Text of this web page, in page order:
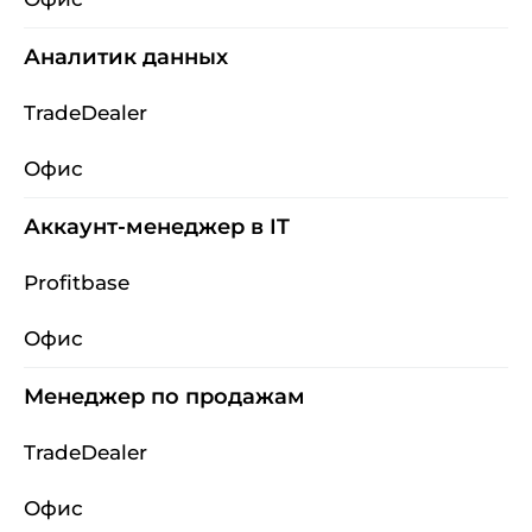
Аналитик данных
TradeDealer
Офис
Аккаунт-менеджер в IT
Profitbase
Офис
Менеджер по продажам
TradeDealer
Офис